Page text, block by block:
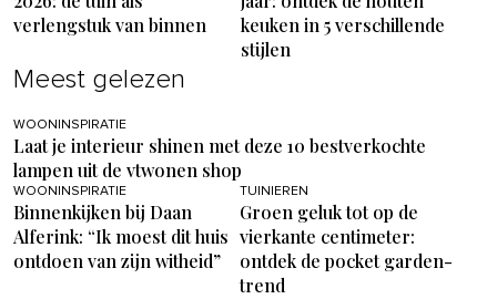
verlengstuk van binnen
keuken in 5 verschillende
stijlen
Meest gelezen
WOONINSPIRATIE
Laat je interieur shinen met deze 10 bestverkochte
lampen uit de vtwonen shop
WOONINSPIRATIE
Binnenkijken bij Daan
Alferink: “Ik moest dit huis
ontdoen van zijn witheid”
TUINIEREN
Groen geluk tot op de
vierkante centimeter:
ontdek de pocket garden-
trend